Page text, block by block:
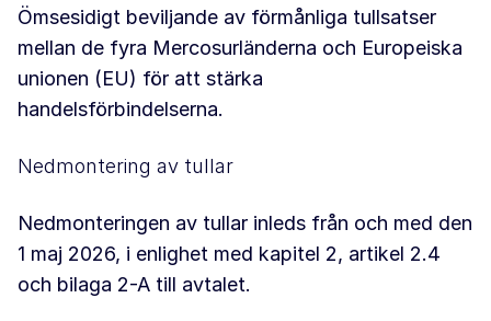
Ömsesidigt beviljande av förmånliga tullsatser
mellan de fyra Mercosurländerna och Europeiska
unionen (EU) för att stärka
handelsförbindelserna.
Nedmontering av tullar
Nedmonteringen av tullar inleds från och med den
1 maj 2026, i enlighet med kapitel 2, artikel 2.4
och bilaga 2-A till avtalet.